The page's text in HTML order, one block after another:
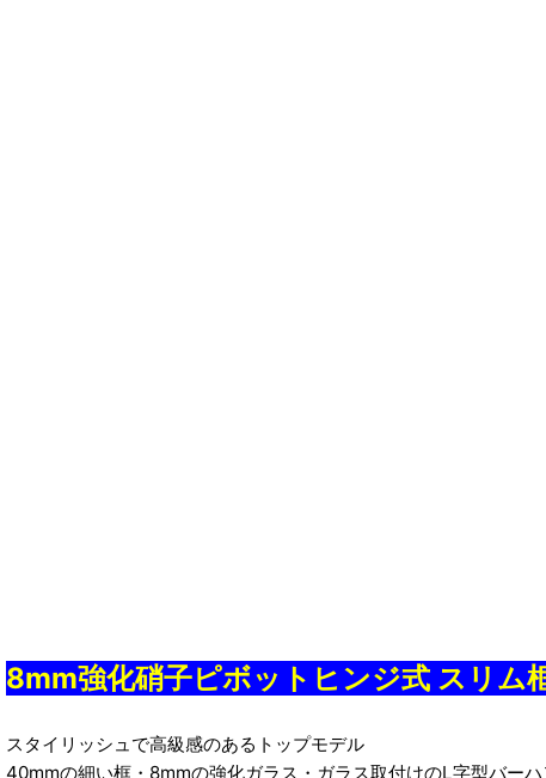
8mm強化硝子ピボットヒンジ式 スリム
スタイリッシュで高級感のあるトップモデル
40mmの細い框・8mmの強化ガラス・ガラス取付けのL字型バーハ